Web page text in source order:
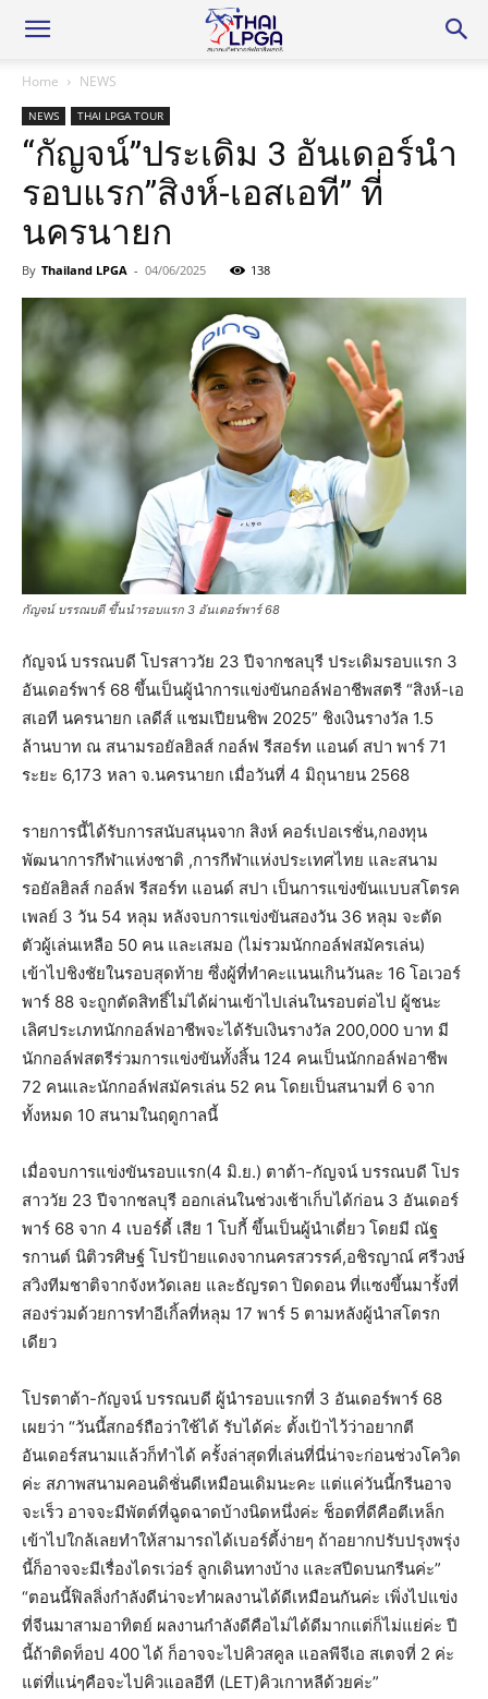
Home NEWS
NEWS THAI LPGA TOUR
“กัญจน์”ประเดิม 3 อันเดอร์นำ
รอบแรก”สิงห์-เอสเอที” ที่
นครนายก
By Thailand LPGA - 04/06/2025 138
กัญจน์ บรรณบดี ขึ้นนำรอบแรก 3 อันเดอร์พาร์ 68
กัญจน์ บรรณบดี โปรสาววัย 23 ปีจากชลบุรี ประเดิมรอบแรก 3
อันเดอร์พาร์ 68 ขึ้นเป็นผู้นำการแข่งขันกอล์ฟอาชีพสตรี “สิงห์-เอ
สเอที นครนายก เลดีส์ แชมเปียนชิพ 2025” ชิงเงินรางวัล 1.5
ล้านบาท ณ สนามรอยัลฮิลส์ กอล์ฟ รีสอร์ท แอนด์ สปา พาร์ 71
ระยะ 6,173 หลา จ.นครนายก เมื่อวันที่ 4 มิถุนายน 2568
รายการนี้ได้รับการสนับสนุนจาก สิงห์ คอร์เปอเรชั่น,กองทุน
พัฒนาการกีฬาแห่งชาติ ,การกีฬาแห่งประเทศไทย และสนาม
รอยัลฮิลส์ กอล์ฟ รีสอร์ท แอนด์ สปา เป็นการแข่งขันแบบสโตรค
เพลย์ 3 วัน 54 หลุม หลังจบการแข่งขันสองวัน 36 หลุม จะตัด
ตัวผู้เล่นเหลือ 50 คน และเสมอ (ไม่รวมนักกอล์ฟสมัครเล่น)
เข้าไปชิงชัยในรอบสุดท้าย ซึ่งผู้ที่ทำคะแนนเกินวันละ 16 โอเวอร์
พาร์ 88 จะถูกตัดสิทธิ์ไม่ได้ผ่านเข้าไปเล่นในรอบต่อไป ผู้ชนะ
เลิศประเภทนักกอล์ฟอาชีพจะได้รับเงินรางวัล 200,000 บาท มี
นักกอล์ฟสตรีร่วมการแข่งขันทั้งสิ้น 124 คนเป็นนักกอล์ฟอาชีพ
72 คนและนักกอล์ฟสมัครเล่น 52 คน โดยเป็นสนามที่ 6 จาก
ทั้งหมด 10 สนามในฤดูกาลนี้
เมื่อจบการแข่งขันรอบแรก(4 มิ.ย.) ตาต้า-กัญจน์ บรรณบดี โปร
สาววัย 23 ปีจากชลบุรี ออกเล่นในช่วงเช้าเก็บได้ก่อน 3 อันเดอร์
พาร์ 68 จาก 4 เบอร์ดี้ เสีย 1 โบกี้ ขึ้นเป็นผู้นำเดี่ยว โดยมี ณัฐ
รกานต์ นิติวรศิษฐ์ โปรป้ายแดงจากนครสวรรค์,อชิรญาณ์ ศรีวงษ์
สวิงทีมชาติจากจังหวัดเลย และธัญรดา ปิดดอน ที่แซงขึ้นมารั้งที่
สองร่วมด้วยการทำอีเกิ้ลที่หลุม 17 พาร์ 5 ตามหลังผู้นำสโตรก
เดียว
โปรตาต้า-กัญจน์ บรรณบดี ผู้นำรอบแรกที่ 3 อันเดอร์พาร์ 68
เผยว่า “วันนี้สกอร์ถือว่าใช้ได้ รับได้ค่ะ ตั้งเป้าไว้ว่าอยากตี
อันเดอร์สนามแล้วก็ทำได้ ครั้งล่าสุดที่เล่นที่นี่น่าจะก่อนช่วงโควิด
ค่ะ สภาพสนามคอนดิชั่นดีเหมือนเดิมนะคะ แต่แค่วันนี้กรีนอาจ
จะเร็ว อาจจะมีพัตต์ที่ฉูดฉาดบ้างนิดหนึ่งค่ะ ช็อตที่ดีคือตีเหล็ก
เข้าไปใกล้เลยทำให้สามารถได้เบอร์ดี้ง่ายๆ ถ้าอยากปรับปรุงพรุ่ง
นี้ก็อาจจะมีเรื่องไดรเว่อร์ ลูกเดินทางบ้าง และสปีดบนกรีนค่ะ”
“ตอนนี้ฟิลลิ่งกำลังดีน่าจะทำผลงานได้ดีเหมือนกันค่ะ เพิ่งไปแข่ง
ที่จีนมาสามอาทิตย์ ผลงานกำลังดีคือไม่ได้ดีมากแต่ก็ไม่แย่ค่ะ ปี
นี้ถ้าติดท็อป 400 ได้ ก็อาจจะไปคิวสคูล แอลพีจีเอ สเตจที่ 2 ค่ะ
แต่ที่แน่ๆคือจะไปคิวแอลอีที (LET)คิวเกาหลีด้วยค่ะ”